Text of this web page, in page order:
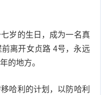
岁的生日，成为一名真
离开女贞路 4号，永远
的地方。
哈利的计划，以防哈利